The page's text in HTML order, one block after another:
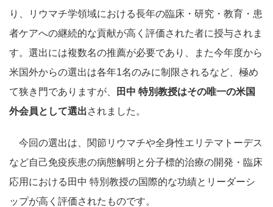
り、リウマチ学領域における長年の臨床・研究・教育・患
者ケアへの継続的な貢献が高く評価された者に授与されま
す。選出には複数名の推薦が必要であり、また今年度から
米国外からの選出は各年1名のみに制限されるなど、極め
て狭き門でありますが、
田中 特別教授はその唯一の米国
外会員として選出されました。
今回の選出は、関節リウマチや全身性エリテマトーデス
など自己免疫疾患の病態解明と分子標的治療の開発・臨床
応用における田中 特別教授の国際的な功績とリーダーシ
ップが高く評価されたものです。